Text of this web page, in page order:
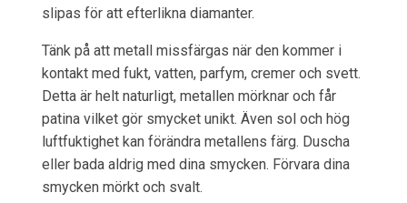
slipas för att efterlikna diamanter.
Tänk på att metall missfärgas när den kommer i
kontakt med fukt, vatten, parfym, cremer och svett.
Detta är helt naturligt, metallen mörknar och får
patina vilket gör smycket unikt. Även sol och hög
luftfuktighet kan förändra metallens färg. Duscha
eller bada aldrig med dina smycken. Förvara dina
smycken mörkt och svalt.